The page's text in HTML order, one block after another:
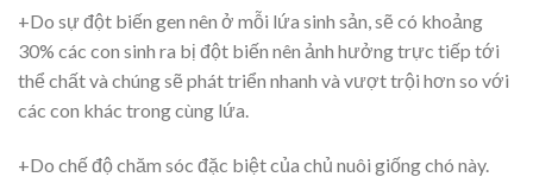
+Do sự đột biến gen nên ở mỗi lứa sinh sản, sẽ có khoảng
30% các con sinh ra bị đột biến nên ảnh hưởng trực tiếp tới
thể chất và chúng sẽ phát triển nhanh và vượt trội hơn so với
các con khác trong cùng lứa.
+Do chế độ chăm sóc đặc biệt của chủ nuôi giống chó này.